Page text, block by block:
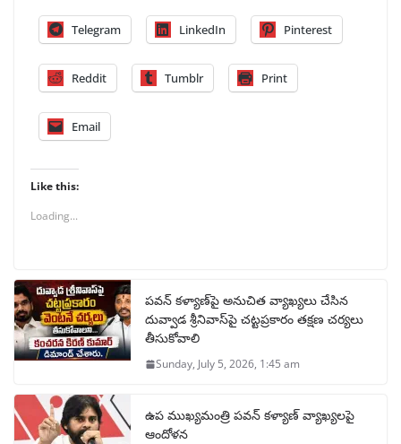
Telegram LinkedIn Pinterest
Reddit Tumblr Print
Email
Like this:
Loading...
పవన్ కళ్యాణ్‌పై అనుచిత వ్యాఖ్యలు చేసిన
దువ్వాడ శ్రీనివాస్‌పై చట్టప్రకారం తక్షణ చర్యలు
తీసుకోవాలి
Sunday, July 5, 2026, 1:45 am
ఉప ముఖ్యమంత్రి పవన్ కళ్యాణ్ వ్యాఖ్యలపై
ఆందోళన